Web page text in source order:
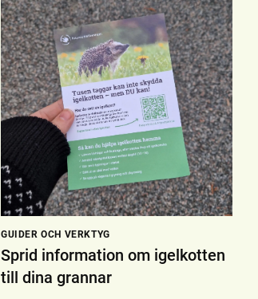
GUIDER OCH VERKTYG
Sprid information om igelkotten
till dina grannar